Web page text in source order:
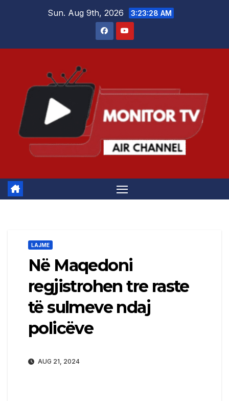
Sun. Aug 9th, 2026 3:23:29 AM
LAJME
Në Maqedoni
regjistrohen tre raste
të sulmeve ndaj
policëve
AUG 21, 2024